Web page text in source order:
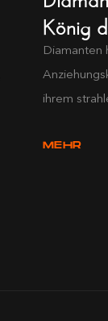
König
Diamanten
ihrem
MEHR